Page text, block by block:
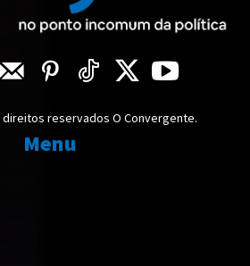
reservados O Convergente.
Menu